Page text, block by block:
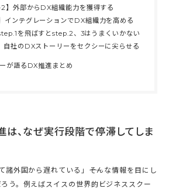
2】外部からDX組織能力を獲得する
インテグレーションでDX組織力を高める
を飛ばすとstep.2、3はうまくいかない
自社のDXストーリーをセクシーに尖らせる
が語るDX推進まとめ
、なぜ実行段階で停滞してしま
諸外国から遅れている」――そんな情報を目にし
う。例えばスイスの世界的ビジネススクー